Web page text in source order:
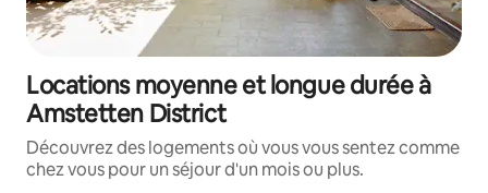
Locations moyenne et longue durée à
Amstetten District
Découvrez des logements où vous vous sentez comme
chez vous pour un séjour d'un mois ou plus.